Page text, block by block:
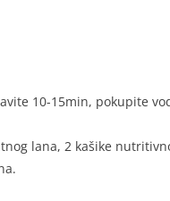
10-15min, pokupite
lana, 2 kašike